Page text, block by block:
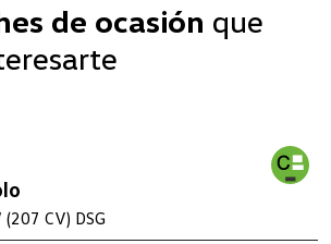
de ocasión que
CV) DSG